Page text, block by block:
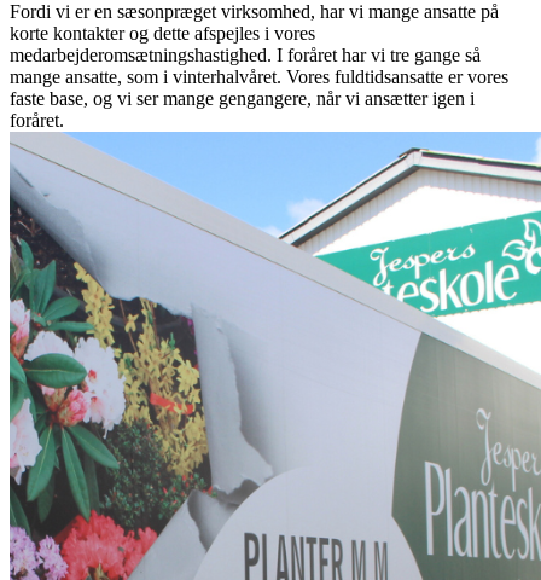
Fordi vi er en sæsonpræget virksomhed, har vi mange ansatte på
korte kontakter og dette afspejles i vores
medarbejderomsætningshastighed. I foråret har vi tre gange så
mange ansatte, som i vinterhalvåret. Vores fuldtidsansatte er vores
faste base, og vi ser mange gengangere, når vi ansætter igen i
foråret.